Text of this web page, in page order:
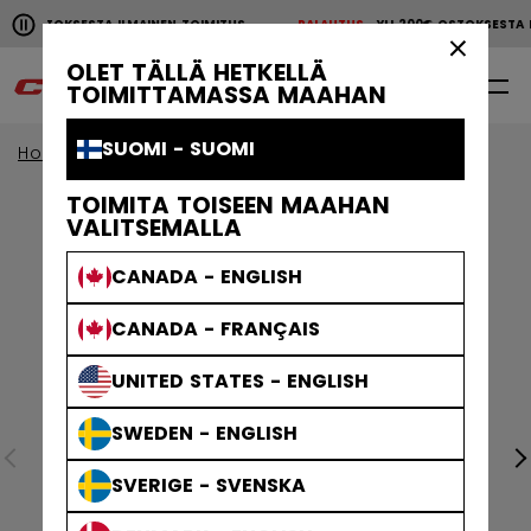
OLET TÄLLÄ HETKELLÄ
TOIMITTAMASSA MAAHAN
SUOMI - SUOMI
TOIMITA TOISEEN MAAHAN
VALITSEMALLA
CANADA - ENGLISH
CANADA - FRANÇAIS
UNITED STATES - ENGLISH
SWEDEN - ENGLISH
SVERIGE - SVENSKA
Pause the horizontal scroll animation.
OSTOKSESTA ILMAINEN TOIMITUSPALAUTUS YLI 200€
YLI 200€ OSTOKSESTA ILMAINEN TOIMITUS
Home Vaatteet